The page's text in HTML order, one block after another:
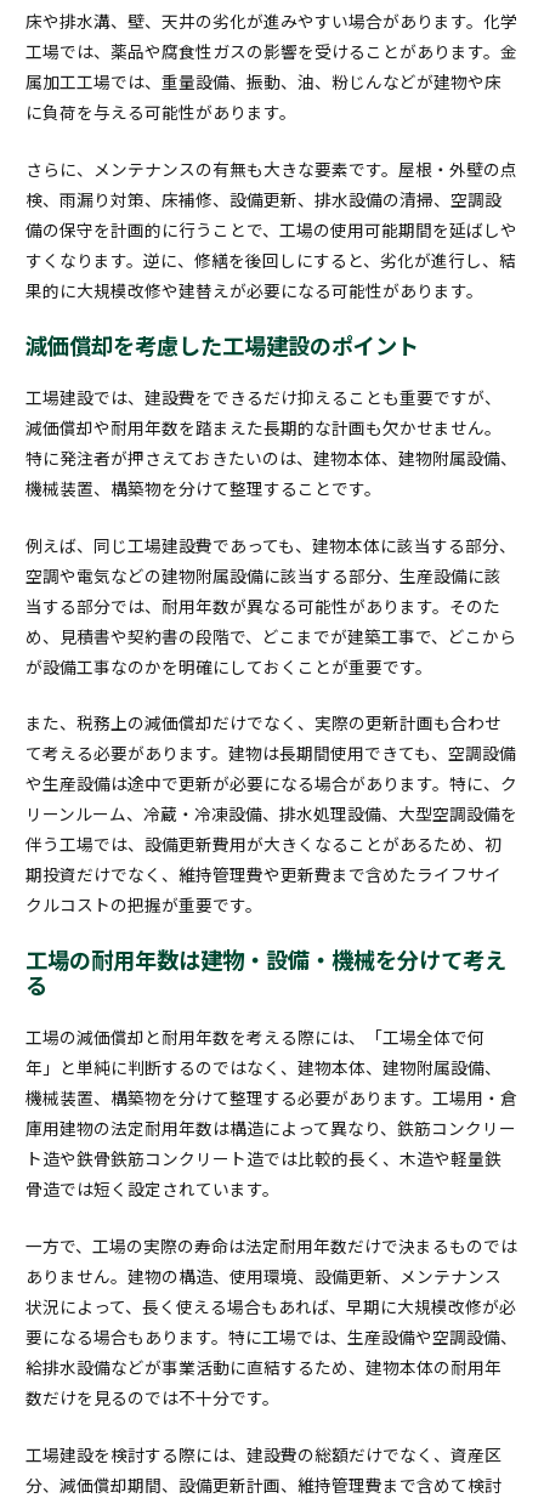
床や排水溝、壁、天井の劣化が進みやすい場合があります。化学
工場では、薬品や腐食性ガスの影響を受けることがあります。金
属加工工場では、重量設備、振動、油、粉じんなどが建物や床
に負荷を与える可能性があります。
さらに、メンテナンスの有無も大きな要素です。屋根・外壁の点
検、雨漏り対策、床補修、設備更新、排水設備の清掃、空調設
備の保守を計画的に行うことで、工場の使用可能期間を延ばしや
すくなります。逆に、修繕を後回しにすると、劣化が進行し、結
果的に大規模改修や建替えが必要になる可能性があります。
減価償却を考慮した工場建設のポイント
工場建設では、建設費をできるだけ抑えることも重要ですが、
減価償却や耐用年数を踏まえた長期的な計画も欠かせません。
特に発注者が押さえておきたいのは、建物本体、建物附属設備、
機械装置、構築物を分けて整理することです。
例えば、同じ工場建設費であっても、建物本体に該当する部分、
空調や電気などの建物附属設備に該当する部分、生産設備に該
当する部分では、耐用年数が異なる可能性があります。そのた
め、見積書や契約書の段階で、どこまでが建築工事で、どこから
が設備工事なのかを明確にしておくことが重要です。
また、税務上の減価償却だけでなく、実際の更新計画も合わせ
て考える必要があります。建物は長期間使用できても、空調設備
や生産設備は途中で更新が必要になる場合があります。特に、ク
リーンルーム、冷蔵・冷凍設備、排水処理設備、大型空調設備を
伴う工場では、設備更新費用が大きくなることがあるため、初
期投資だけでなく、維持管理費や更新費まで含めたライフサイ
クルコストの把握が重要です。
工場の耐用年数は建物・設備・機械を分けて考え
る
工場の減価償却と耐用年数を考える際には、「工場全体で何
年」と単純に判断するのではなく、建物本体、建物附属設備、
機械装置、構築物を分けて整理する必要があります。工場用・倉
庫用建物の法定耐用年数は構造によって異なり、鉄筋コンクリー
ト造や鉄骨鉄筋コンクリート造では比較的長く、木造や軽量鉄
骨造では短く設定されています。
一方で、工場の実際の寿命は法定耐用年数だけで決まるものでは
ありません。建物の構造、使用環境、設備更新、メンテナンス
状況によって、長く使える場合もあれば、早期に大規模改修が必
要になる場合もあります。特に工場では、生産設備や空調設備、
給排水設備などが事業活動に直結するため、建物本体の耐用年
数だけを見るのでは不十分です。
工場建設を検討する際には、建設費の総額だけでなく、資産区
分、減価償却期間、設備更新計画、維持管理費まで含めて検討